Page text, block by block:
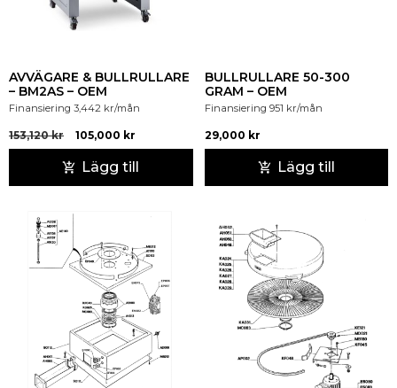
AVVÄGARE & BULLRULLARE
– BM2AS – OEM
Finansiering 3,442 kr/mån
153,120kr 105,000 kr
Lägg till
BULLRULLARE 50-300
GRAM – OEM
Finansiering 951 kr/mån
29,000 kr
Lägg till